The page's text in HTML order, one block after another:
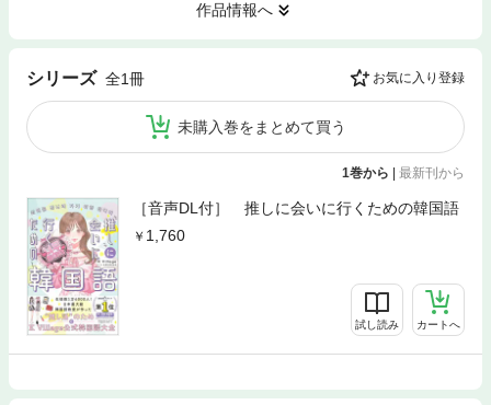
作品情報へ
シリーズ 全1冊 お気に入り登録
未購入巻をまとめて買う
1巻から 最新刊から
［音声DL付］ 推しに会いに行くための韓国語
1,760
試し読み カートへ